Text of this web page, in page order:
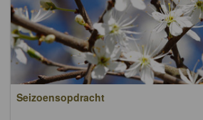
Seizoensopdracht